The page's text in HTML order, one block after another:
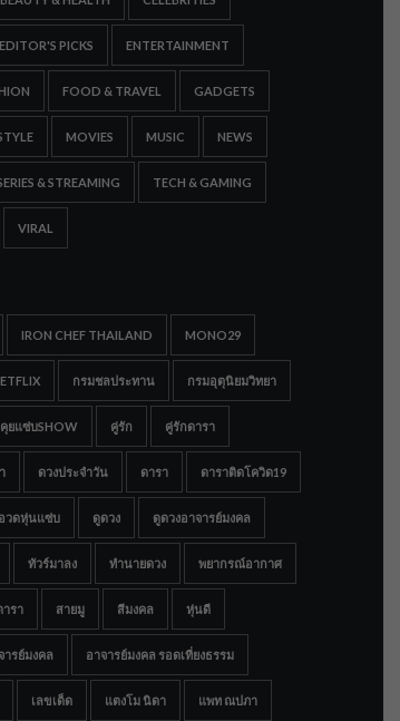
EDITOR'S PICKS ENTERTAINMENT
FOOD & TRAVEL GADGETS
MOVIES MUSIC NEWS
& STREAMING TECH & GAMING
VIRAL
IRON CHEF THAILAND MONO29
กรมชลประทาน กรมอุตุนิยมวิทยา
คุยแซ่บSHOW คู่รัก คู่รักดารา
ดวงประจำวัน ดารา ดาราติดโควิด19
วดหุ่นแซ่บ ดูดวง ดูดวงอาจารย์มงคล
ทัวร์มาลง ทำนายดวง พยากรณ์อากาศ
รา สายมู สีมงคล หุ่นดี
ารย์มงคล อาจารย์มงคล รอดเที่ยงธรรม
เลขเด็ด แตงโม นิดา แพท ณปภา